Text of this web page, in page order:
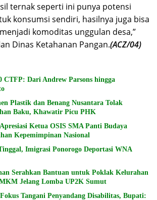
ternak seperti ini punya potensi
konsumsi sendiri, hasilnya juga bisa
komoditas unggulan desa,”
Dinas Ketahanan Pangan.(ACZ/04)
CTFP: Dari Andrew Parsons hingga
Plastik dan Benang Nusantara Tolak
Baku, Khawatir Picu PHK
Ketua OSIS SMA Panti Budaya
Kepemimpinan Nasional
Imigrasi Ponorogo Deportasi WNA
Serahkan Bantuan untuk Poklak Kelurahan
Jelang Lomba UP2K Sumut
Tangani Penyandang Disabilitas, Bupati: